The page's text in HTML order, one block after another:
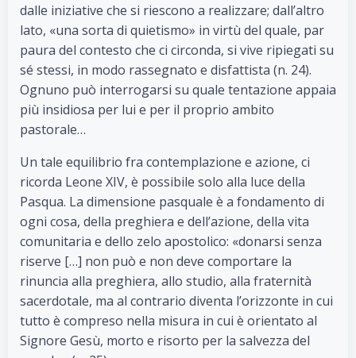
dalle iniziative che si riescono a realizzare; dall’altro
lato, «una sorta di quietismo» in virtù del quale, par
paura del contesto che ci circonda, si vive ripiegati su
sé stessi, in modo rassegnato e disfattista (n. 24).
Ognuno può interrogarsi su quale tentazione appaia
più insidiosa per lui e per il proprio ambito
pastorale…
Un tale equilibrio fra contemplazione e azione, ci
ricorda Leone XIV, è possibile solo alla luce della
Pasqua. La dimensione pasquale è a fondamento di
ogni cosa, della preghiera e dell’azione, della vita
comunitaria e dello zelo apostolico: «donarsi senza
riserve […] non può e non deve comportare la
rinuncia alla preghiera, allo studio, alla fraternità
sacerdotale, ma al contrario diventa l’orizzonte in cui
tutto è compreso nella misura in cui è orientato al
Signore Gesù, morto e risorto per la salvezza del